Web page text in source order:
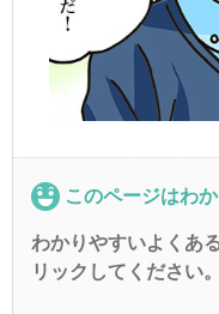
このページはわ
わかりやすいよくあ
リックしてください